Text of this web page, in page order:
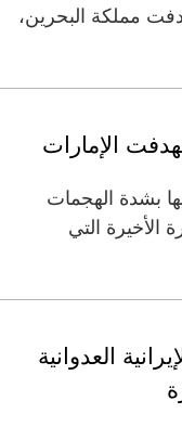
مملكة البحرين،
الإمارات
بشدة الهجمات
الأخيرة التي
العدوانية